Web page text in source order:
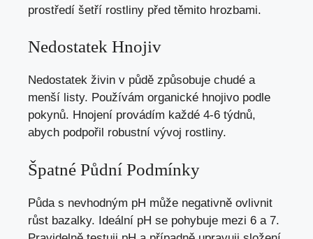
prostředí šetří rostliny před těmito hrozbami.
Nedostatek Hnojiv
Nedostatek živin v půdě způsobuje chudé a
menší listy. Používám organické hnojivo podle
pokynů. Hnojení provádím každé 4-6 týdnů,
abych podpořil robustní vývoj rostliny.
Špatné Půdní Podmínky
Půda s nevhodným pH může negativně ovlivnit
růst bazalky. Ideální pH se pohybuje mezi 6 a 7.